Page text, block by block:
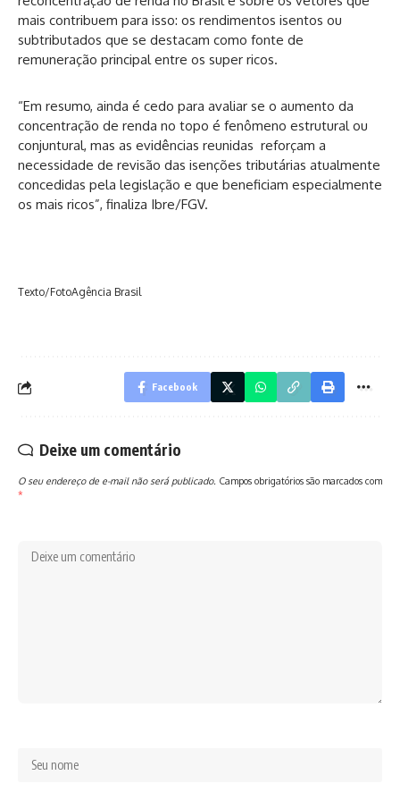
mais contribuem para isso: os rendimentos isentos ou
subtributados que se destacam como fonte de
remuneração principal entre os super ricos.
“Em resumo, ainda é cedo para avaliar se o aumento da
concentração de renda no topo é fenômeno estrutural ou
conjuntural, mas as evidências reunidas reforçam a
necessidade de revisão das isenções tributárias atualmente
concedidas pela legislação e que beneficiam especialmente
os mais ricos”, finaliza Ibre/FGV.
Texto/FotoAgência Brasil
Facebook
Deixe um comentário
O seu endereço de e-mail não será publicado. Campos obrigatórios são marcados com
*